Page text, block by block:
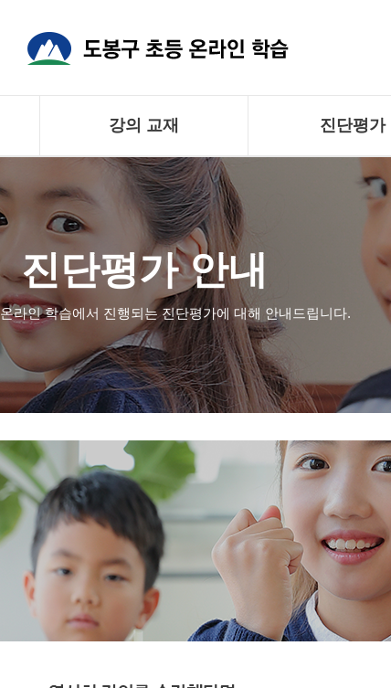
강의 교재
교재 안내
교재 구매
진단평가
진단평가 안내
모의고사
진단평가 안내
라인 학습에서 진행되는 진단평가에 대해 안내드립니다.